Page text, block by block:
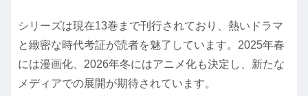
シリーズは現在13巻まで刊行されており、熱いドラマ
と緻密な時代考証が読者を魅了しています。2025年春
には漫画化、2026年冬にはアニメ化も決定し、新たな
メディアでの展開が期待されています。